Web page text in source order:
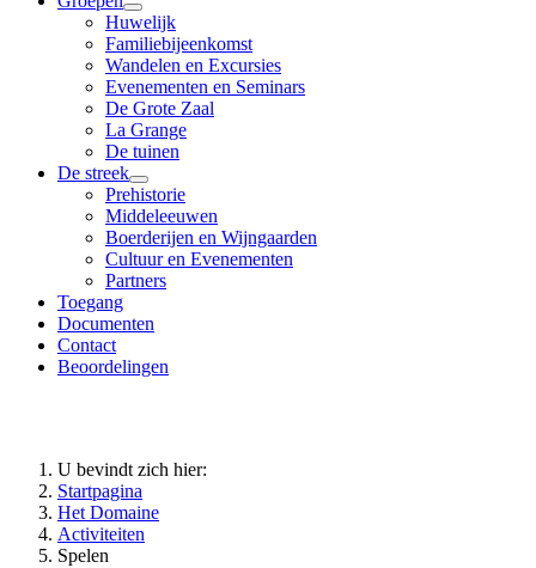
Huwelijk
Familiebijeenkomst
Wandelen en Excursies
Evenementen en Seminars
De Grote Zaal
La Grange
De tuinen
De streek
Prehistorie
Middeleeuwen
Boerderijen en Wijngaarden
Cultuur en Evenementen
Partners
Toegang
Documenten
Contact
Beoordelingen
U bevindt zich hier:
Startpagina
Het Domaine
Activiteiten
Spelen